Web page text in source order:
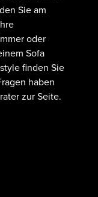
Sie am
oder
Sofa
finden Sie
haben
zur Seite.